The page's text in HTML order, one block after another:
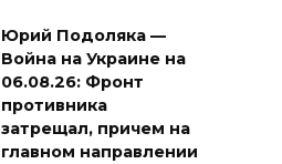
Юрий Подоляка —
Война на Украине на
06.08.26: Фронт
противника
затрещал, причем на
главном направлении